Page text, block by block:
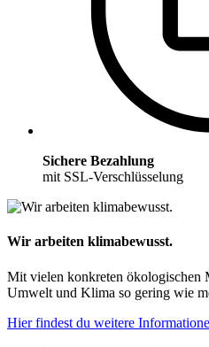
Sichere Bezahlung
mit SSL-Verschlüsselung
Wir arbeiten klimabewusst.
Mit vielen konkreten ökologischen
Umwelt und Klima so gering wie
Hier findest du weitere